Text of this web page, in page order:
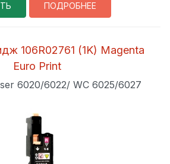
ПОДРОБНЕЕ
106R02761 (1K) Magenta
Euro Print
6020/6022/ WC 6025/6027